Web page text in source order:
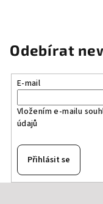
Odebírat
E-mail
Vložením e-mailu
údajů
Přihlásit se